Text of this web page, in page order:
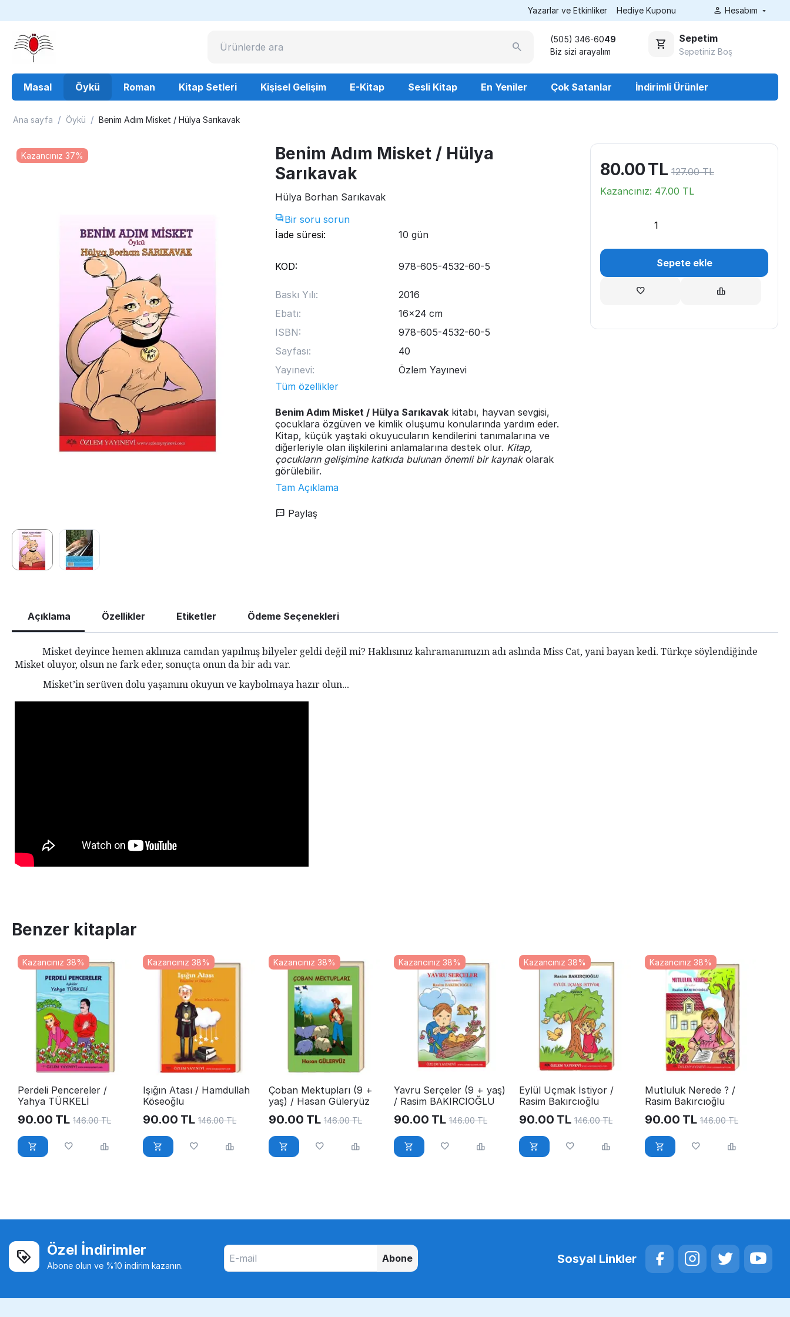
Yazarlar ve Etkinliker Hediye Kuponu Hesabım
(505) 346-6049
Biz sizi arayalım
Sepetim
Sepetiniz Boş
Masal Öykü Roman Kitap Setleri Kişisel Gelişim E-Kitap Sesli Kitap En Yeniler Çok Satanlar İndirimli Ürünler
Ana sayfa / Öykü / Benim Adım Misket / Hülya Sarıkavak
Kazancınız 37%
Benim Adım Misket / Hülya
Sarıkavak
Hülya Borhan Sarıkavak
Bir soru sorun
İade süresi:
10 gün
KOD: 978-605-4532-60-5
Baskı Yılı:
2016
Ebatı:
16x24 cm
ISBN:
978-605-4532-60-5
Sayfası:
40
Yayınevi:
Özlem Yayınevi
Tüm özellikler
Benim Adım Misket / Hülya Sarıkavak kitabı, hayvan sevgisi,
çocuklara özgüven ve kimlik oluşumu konularında yardım eder.
Kitap, küçük yaştaki okuyucuların kendilerini tanımalarına ve
diğerleriyle olan ilişkilerini anlamalarına destek olur. Kitap,
çocukların gelişimine katkıda bulunan önemli bir kaynakolarak
görülebilir.
Tam Açıklama
80.00TL 127.00 TL
Kazancınız: 47.00 TL
Sepete ekle
Paylaş
Açıklama Özellikler Etiketler Ödeme Seçenekleri
Misket deyince hemen aklınıza camdan yapılmış bilyeler geldi değil mi? Haklısınız kahramanımızın adı aslında Miss Cat, yani bayan kedi. Türkçe söylendiğinde
Misket oluyor, olsun ne fark eder, sonuçta onun da bir adı var.
Misket’in serüven dolu yaşamını okuyun ve kaybolmaya hazır olun...
Benzer kitaplar
Kazancınız 38%
Perdeli Pencereler /
Yahya TÜRKELİ
90.00 TL 146.00 TL
Kazancınız 38%
Işığın Atası / Hamdullah
Köseoğlu
90.00 TL 146.00 TL
Kazancınız 38%
Çoban Mektupları (9 +
yaş) / Hasan Güleryüz
90.00 TL 146.00 TL
Kazancınız 38%
Yavru Serçeler (9 + yaş)
/ Rasim BAKIRCIOĞLU
90.00 TL 146.00 TL
Kazancınız 38%
Eylül Uçmak İstiyor /
Rasim Bakırcıoğlu
90.00 TL 146.00 TL
Kazancınız 38%
Mutluluk Nerede ? /
Rasim Bakırcıoğlu
90.00 TL 146.00 TL
Özel İndirimler
Abone olun ve %10 indirim kazanın.
Abone Sosyal Linkler